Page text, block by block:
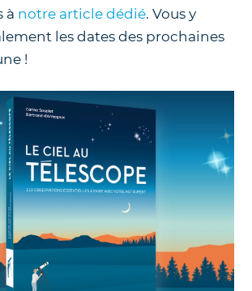
à notre article dédié. Vous y
les dates des prochaines
!